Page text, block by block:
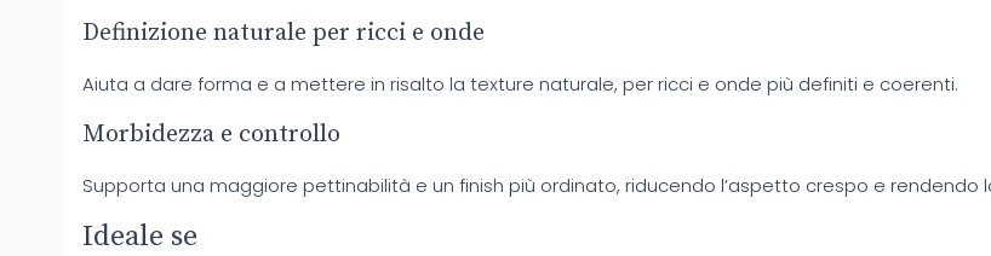
Definizione naturale per ricci e onde
Aiuta a dare forma e a mettere in risalto la texture naturale, per ricci e onde più definiti e coerenti.
Morbidezza e controllo
Supporta una maggiore pettinabilità e un finish più ordinato, riducendo l’aspetto crespo e rendendo
Ideale se